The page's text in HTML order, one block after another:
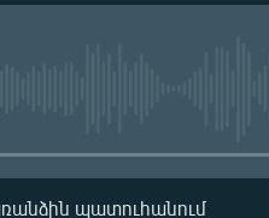
պատուհանում